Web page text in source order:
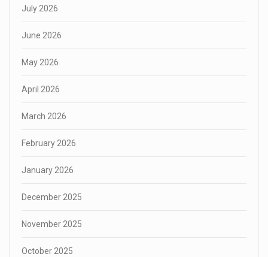
July 2026
June 2026
May 2026
April 2026
March 2026
February 2026
January 2026
December 2025
November 2025
October 2025